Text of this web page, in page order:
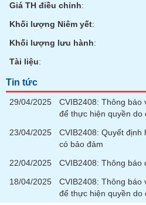
Giá TH điều chỉnh:
Khối lượng Niêm yết:
Khối lượng lưu hành:
Tài liệu:
Tin tức
29/04/2025
CVIB2408: Thông báo
để thực hiện quyền do
23/04/2025
CVIB2408: Quyết định
có bảo đảm
22/04/2025
CVIB2408: Thông báo
18/04/2025
CVIB2408: Thông báo
để thực hiện quyền do
NGHỆ
THÔNG
TRUYỀN